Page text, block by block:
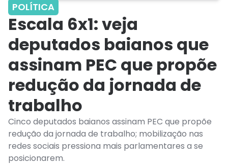
POLÍTICA
Escala 6x1: veja
deputados baianos que
assinam PEC que propõe
redução da jornada de
trabalho
Cinco deputados baianos assinam PEC que propõe
redução da jornada de trabalho; mobilização nas
redes sociais pressiona mais parlamentares a se
posicionarem.